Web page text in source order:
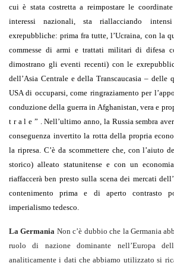
cui è stata costretta a reimpostare le
interessi nazionali, sta riallacciando
exrepubbliche: prima fra tutte, l’Ucraina, con la
commesse di armi e trattati militari di difesa
dimostrano gli eventi recenti) con le
dell’Asia Centrale e della Transcaucasia – delle
USA di occuparsi, come ringraziamento per
conduzione della guerra in Afghanistan, vera e
t r a l e ” . Nell’ultimo anno, la Russia sembra
conseguenza invertito la rotta della propria
la ripresa. C’è da scommettere che, con l’aiuto
storico) alleato statunitense e con un
riaffaccerà ben presto sulla scena dei mercati
contenimento prima e di aperto contrasto
imperialismo tedesco.
La Germania Non c’è dubbio che la Germania
ruolo di nazione dominante nell’Europa
analiticamente i dati che abbiamo utilizzato si